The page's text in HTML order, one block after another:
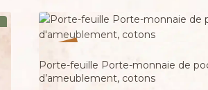
Adopté
Porte-feuille Porte-monnaie de
d’ameublement, cotons